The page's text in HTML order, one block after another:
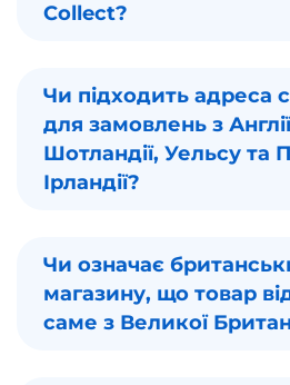
Collect?
Чи підходить адреса
для замовлень з
Шотландії, Уельсу та
Ірландії?
Чи означає
магазину, що товар
саме з Великої